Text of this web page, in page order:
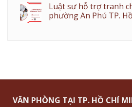
Luật sư hỗ trợ tranh
phường An Phú TP.
VĂN PHÒNG TẠI TP. HỒ CHÍ